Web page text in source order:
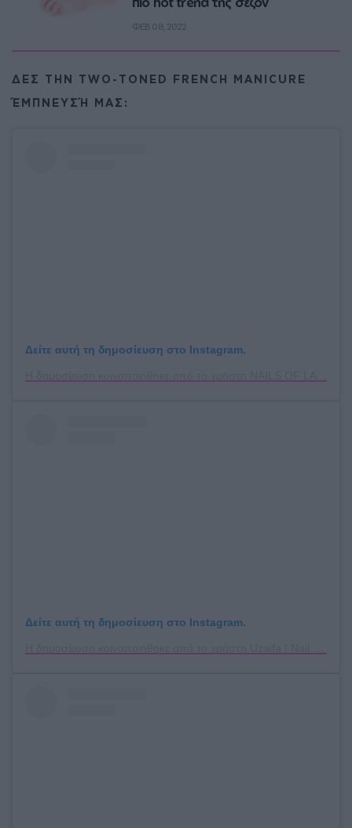
ΦΕΒ 08, 2022
ΔΕΣ ΤΗΝ TWO-TONED FRENCH MANICURE
ΈΜΠΝΕΥΣΉ ΜΑΣ:
Δείτε αυτή τη δημοσίευση στο Instagram.
Δείτε αυτή τη δημοσίευση στο Instagram.